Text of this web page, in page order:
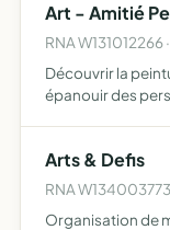
Art - Amitié
RNA W131012266
Découvrir la
épanouir des
Arts & Defis
RNA
Organisation de